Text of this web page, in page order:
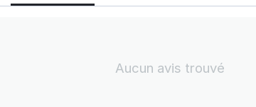
Aucun avis trouvé